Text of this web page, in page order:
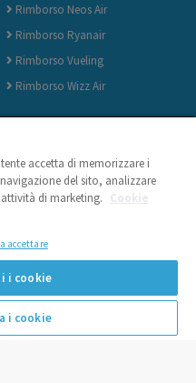
Rimborso Neos Air
Rimborso Ryanair
Rimborso Vueling
Rimborso Wizz Air
- Via Roberto da Bari, 119 -
sull'uso dei cookies
accetta di memorizzare i
del sito, analizzare
di marketing. Cookie
accettare
i cookie
i cookie